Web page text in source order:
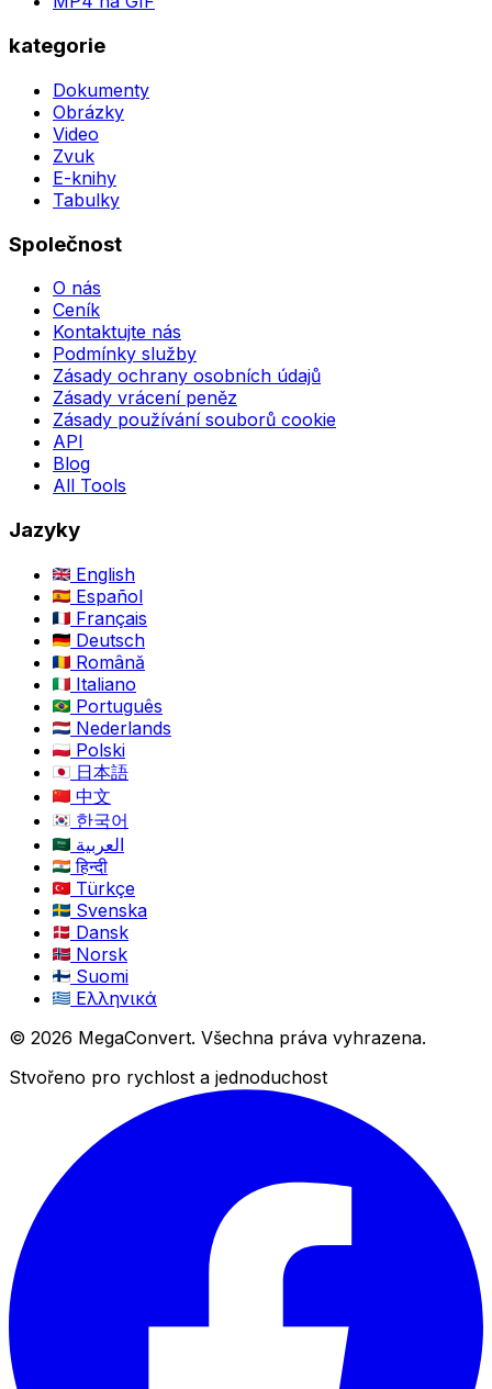
kategorie
Dokumenty
Obrázky
Video
Zvuk
E-knihy
Tabulky
Společnost
O nás
Ceník
Kontaktujte nás
Podmínky služby
Zásady ochrany osobních údajů
Zásady vrácení peněz
Zásady používání souborů cookie
API
Blog
All Tools
Jazyky
English
Español
Français
Deutsch
Română
Italiano
Português
Nederlands
Polski
日本語
中文
한국어
العربية
हिन्दी
Türkçe
Svenska
Dansk
Norsk
Suomi
Ελληνικά
© 2026 MegaConvert. Všechna práva vyhrazena.
Stvořeno pro rychlost a jednoduchost